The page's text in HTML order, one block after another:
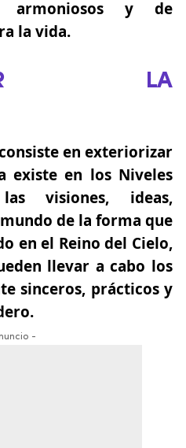
armoniosos y de
la vida.
LA
en exteriorizar
existe en los Niveles
visiones, ideas,
de la forma que
en el Reino del Cielo,
llevar a cabo los
sinceros, prácticos y
-